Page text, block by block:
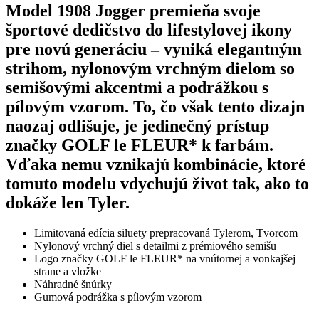
Model 1908 Jogger premieňa svoje
športové dedičstvo do lifestylovej ikony
pre novú generáciu – vyniká elegantným
strihom, nylonovým vrchným dielom so
semišovými akcentmi a podrážkou s
pílovým vzorom. To, čo však tento dizajn
naozaj odlišuje, je jedinečný prístup
značky GOLF le FLEUR* k farbám.
Vďaka nemu vznikajú kombinácie, ktoré
tomuto modelu vdychujú život tak, ako to
dokáže len Tyler.
Limitovaná edícia siluety prepracovaná Tylerom, Tvorcom
Nylonový vrchný diel s detailmi z prémiového semišu
Logo značky GOLF le FLEUR* na vnútornej a vonkajšej
strane a vložke
Náhradné šnúrky
Gumová podrážka s pílovým vzorom